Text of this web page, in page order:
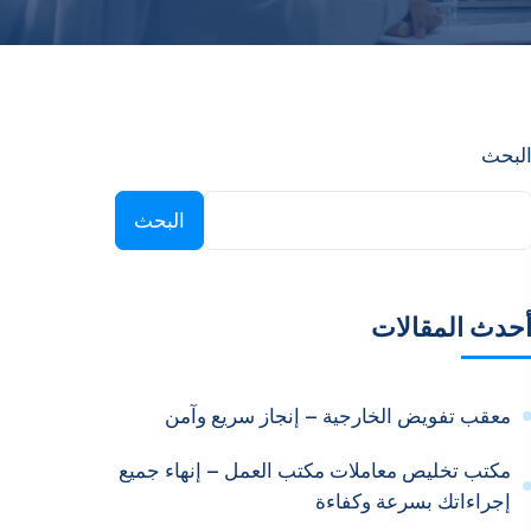
البحث
البحث
أحدث المقالات
معقب تفويض الخارجية – إنجاز سريع وآمن
مكتب تخليص معاملات مكتب العمل – إنهاء جميع
إجراءاتك بسرعة وكفاءة